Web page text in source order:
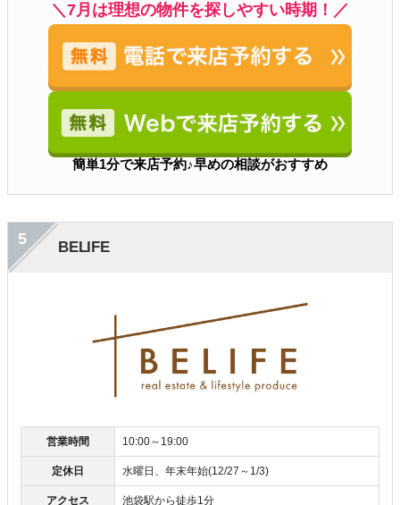
＼7月は理想の物件を探しやすい時期！／
簡単1分で来店予約♪早めの相談がおすすめ
BELIFE
5
営業時間 10:00～19:00
定休日 水曜日、年末年始(12/27～1/3)
アクセス 池袋駅から徒歩1分